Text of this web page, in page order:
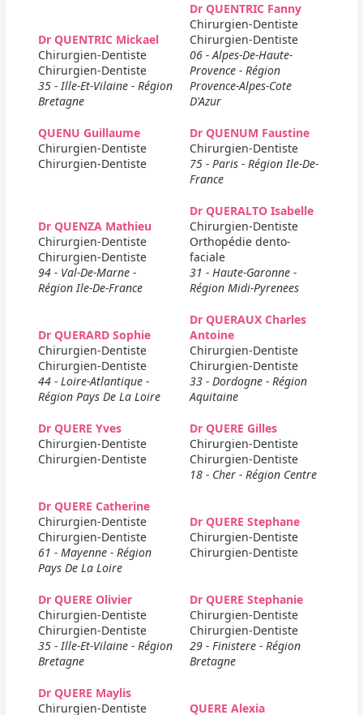
Dr QUENTRIC Mickael
Chirurgien-Dentiste
Chirurgien-Dentiste
35 - Ille-Et-Vilaine - Région
Bretagne
Dr QUENTRIC Fanny
Chirurgien-Dentiste
Chirurgien-Dentiste
06 - Alpes-De-Haute-
Provence - Région
Provence-Alpes-Cote
D'Azur
QUENU Guillaume
Chirurgien-Dentiste
Chirurgien-Dentiste
Dr QUENUM Faustine
Chirurgien-Dentiste
75 - Paris - Région Ile-De-
France
Dr QUENZA Mathieu
Chirurgien-Dentiste
Chirurgien-Dentiste
94 - Val-De-Marne -
Région Ile-De-France
Dr QUERALTO Isabelle
Chirurgien-Dentiste
Orthopédie dento-
faciale
31 - Haute-Garonne -
Région Midi-Pyrenees
Dr QUERARD Sophie
Chirurgien-Dentiste
Chirurgien-Dentiste
44 - Loire-Atlantique -
Région Pays De La Loire
Dr QUERAUX Charles
Antoine
Chirurgien-Dentiste
Chirurgien-Dentiste
33 - Dordogne - Région
Aquitaine
Dr QUERE Yves
Chirurgien-Dentiste
Chirurgien-Dentiste
Dr QUERE Gilles
Chirurgien-Dentiste
Chirurgien-Dentiste
18 - Cher - Région Centre
Dr QUERE Catherine
Chirurgien-Dentiste
Chirurgien-Dentiste
61 - Mayenne - Région
Pays De La Loire
Dr QUERE Stephane
Chirurgien-Dentiste
Chirurgien-Dentiste
Dr QUERE Olivier
Chirurgien-Dentiste
Chirurgien-Dentiste
35 - Ille-Et-Vilaine - Région
Bretagne
Dr QUERE Stephanie
Chirurgien-Dentiste
Chirurgien-Dentiste
29 - Finistere - Région
Bretagne
Dr QUERE Maylis
Chirurgien-Dentiste
QUERE Alexia